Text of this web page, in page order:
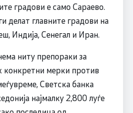
градови е само Сараево.
делат главните градови на
Индија, Сенегал и Иран.
ниту препораки за
конкретни мерки против
Светска банка
најмалку 2,800 луѓе